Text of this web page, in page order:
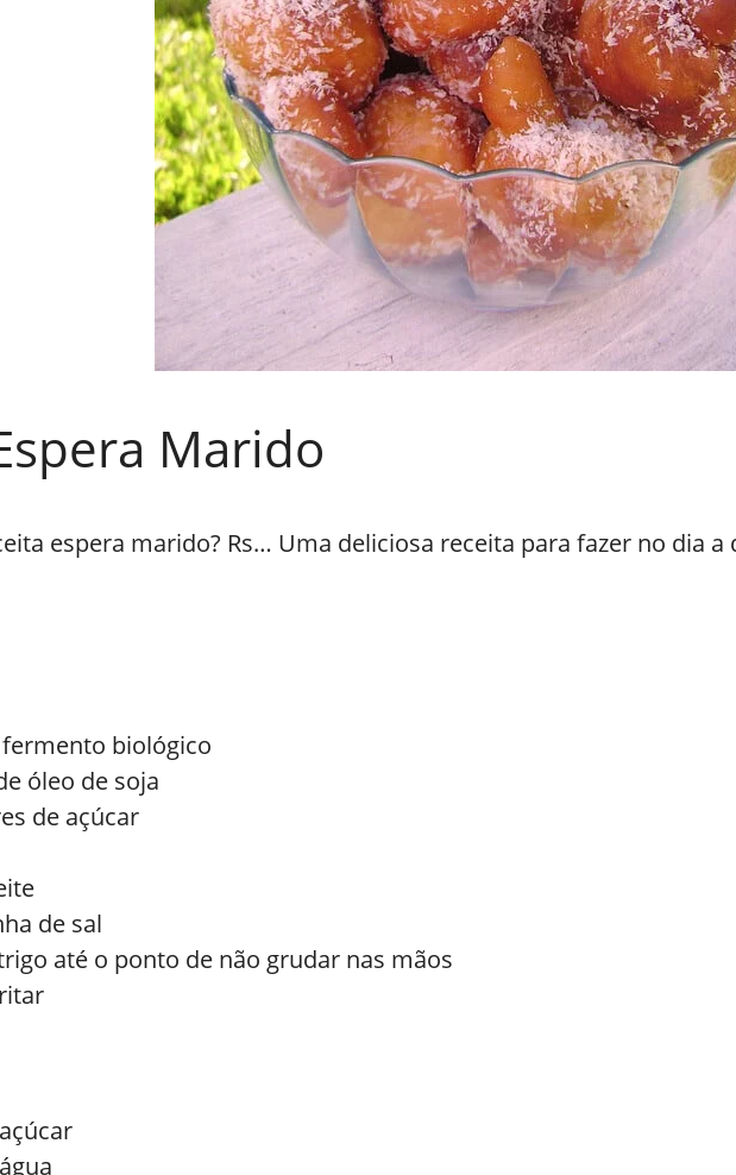
Marido
espera marido? Rs… Uma deliciosa receita para fazer no dia a
biológico
óleo de soja
de açúcar
de sal
até o ponto de não grudar nas mãos